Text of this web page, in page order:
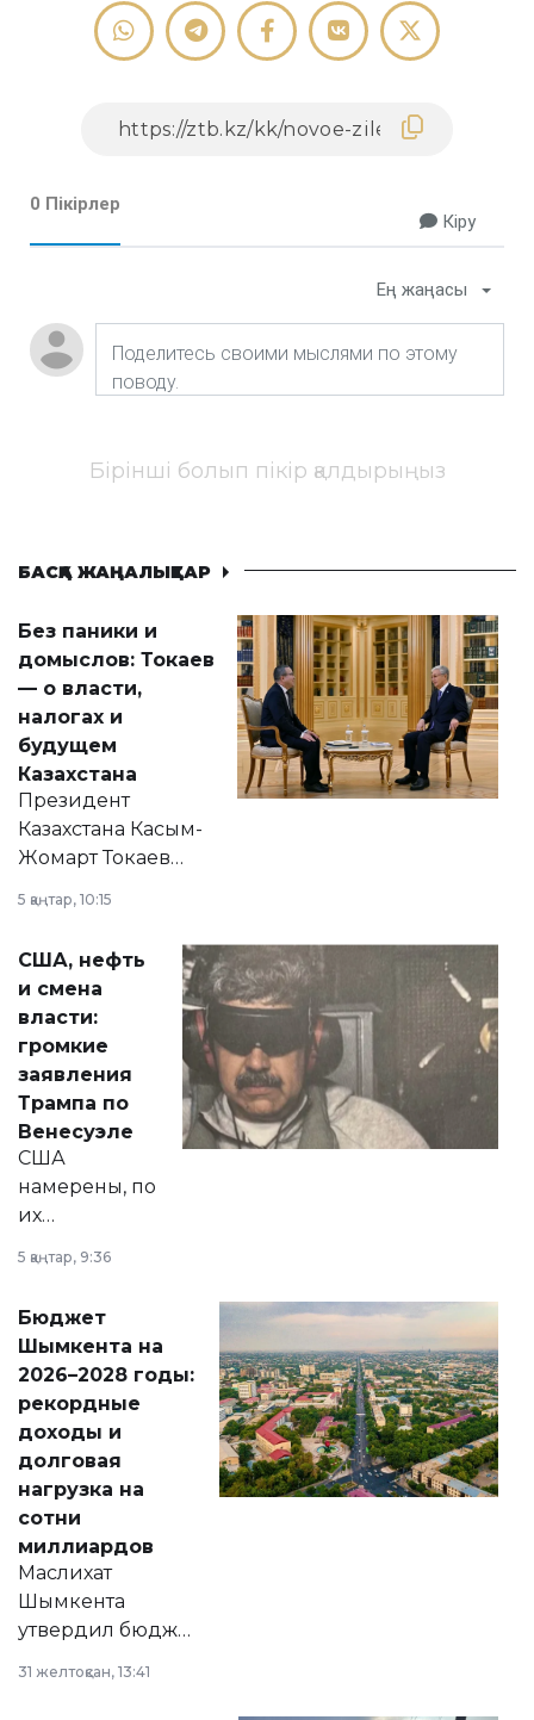
0 Пікірлер
Кіру
Ең жаңасы
Бірінші болып пікір қалдырыңыз
БАСҚА ЖАҢАЛЫҚТАР
Без паники и
домыслов: Токаев
— о власти,
налогах и
будущем
Казахстана
Президент
Казахстана Касым-
Жомарт Токаев
сразу несколько
актуальных тем —
от слухов о
политических
реформах до
вопросов армии,
экономики и
личного здоровья.
5 қаңтар, 10:15
США, нефть
и смена
власти:
громкие
заявления
Трампа по
Венесуэле
США
намерены, по
их
принести
народу
Венесуэлы.
5 қаңтар, 9:36
Бюджет
Шымкента на
2026–2028 годы:
рекордные
доходы и
долговая
нагрузка на
сотни
миллиардов
Маслихат
Шымкента
утвердил бюджет
2028 годы.
31 желтоқсан, 13:41